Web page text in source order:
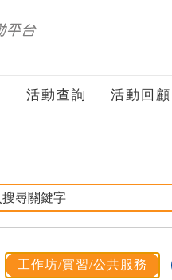
活動查詢 活動回顧
工作坊/實習/公共服務